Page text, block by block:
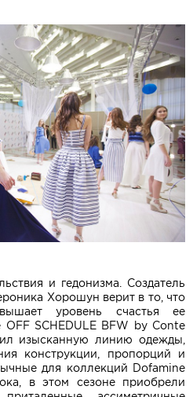
и гедонизма. Создатель
Хорошун верит в то, что
уровень счастья ее
SCHEDULE BFW by Conte
изысканную линию одежды,
конструкции, пропорций и
для коллекций Dofamine
в этом сезоне приобрели